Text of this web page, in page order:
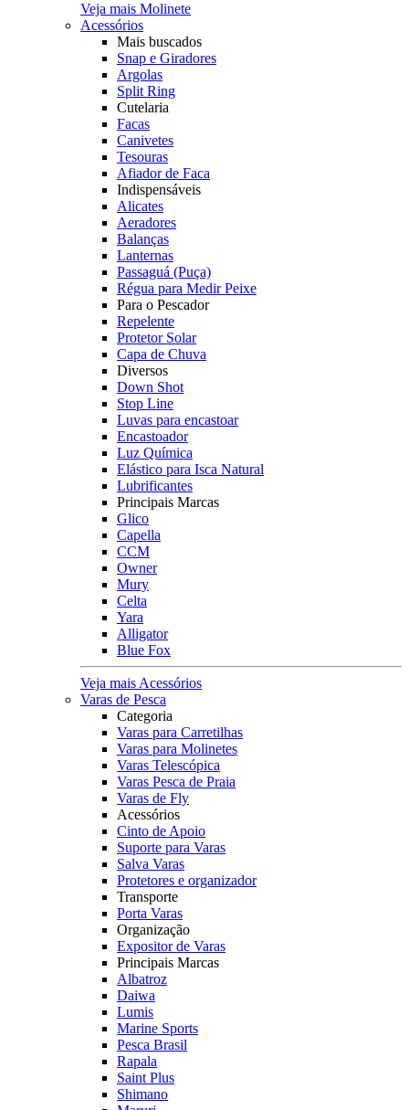
Veja mais Molinete
Acessórios
Mais buscados
Snap e Giradores
Argolas
Split Ring
Cutelaria
Facas
Canivetes
Tesouras
Afiador de Faca
Indispensáveis
Alicates
Aeradores
Balanças
Lanternas
Passaguá (Puça)
Régua para Medir Peixe
Para o Pescador
Repelente
Protetor Solar
Capa de Chuva
Diversos
Down Shot
Stop Line
Luvas para encastoar
Encastoador
Luz Química
Elástico para Isca Natural
Lubrificantes
Principais Marcas
Glico
Capella
CCM
Owner
Mury
Celta
Yara
Alligator
Blue Fox
Veja mais Acessórios
Varas de Pesca
Categoria
Varas para Carretilhas
Varas para Molinetes
Varas Telescópica
Varas Pesca de Praia
Varas de Fly
Acessórios
Cinto de Apoio
Suporte para Varas
Salva Varas
Protetores e organizador
Transporte
Porta Varas
Organização
Expositor de Varas
Principais Marcas
Albatroz
Daiwa
Lumis
Marine Sports
Pesca Brasil
Rapala
Saint Plus
Shimano